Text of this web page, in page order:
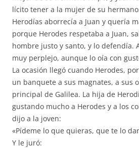
lícito tener a la mujer de su
Herodías aborrecía a Juan y quería
porque Herodes respetaba a Juan,
hombre justo y santo, y lo defendía.
muy perplejo, aunque lo oía con
La ocasión llegó cuando Herodes,
un banquete a sus magnates, a sus
principal de Galilea. La hija de
gustando mucho a Herodes y a los
dijo a la joven:
«Pídeme lo que quieras, que te lo
Y le juró: